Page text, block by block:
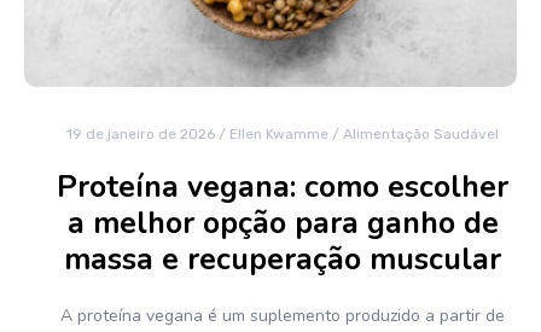
19 de janeiro de 2026 / Ellen Kwamme / Alimentação Saudável
Proteína vegana: como escolher
a melhor opção para ganho de
massa e recuperação muscular
A proteína vegana é um suplemento produzido a partir de